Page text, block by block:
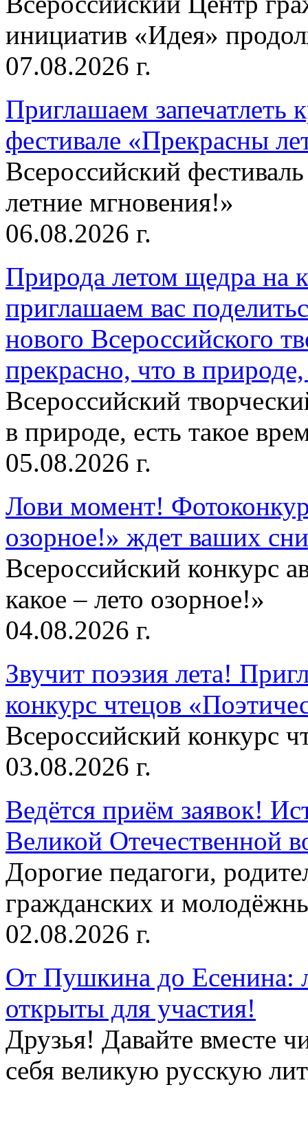
инициатив «Идея»
07.08.2026 г.
Приглашаем запечатлеть
фестивале «Прекрасны
Всероссийский
летние мгновения!»
06.08.2026 г.
Природа летом щедра на
приглашаем вас
нового Всероссийского
прекрасно, что в
Всероссийский
в природе, есть такое
05.08.2026 г.
Лови момент!
озорное!» ждет ваших
Всероссийский конкурс
какое – лето озорное!»
04.08.2026 г.
Звучит поэзия лета!
конкурс чтецов
Всероссийский конкурс
03.08.2026 г.
Ведётся приём заявок!
Великой Отечественной
Дорогие педагоги,
гражданских и
02.08.2026 г.
От Пушкина до Есенина:
открыты для участия!
Друзья! Давайте вместе
себя великую русскую